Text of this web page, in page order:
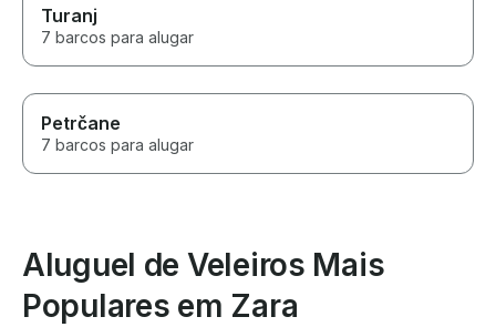
Turanj
7 barcos para alugar
Petrčane
7 barcos para alugar
Aluguel de Veleiros Mais
Populares em Zara